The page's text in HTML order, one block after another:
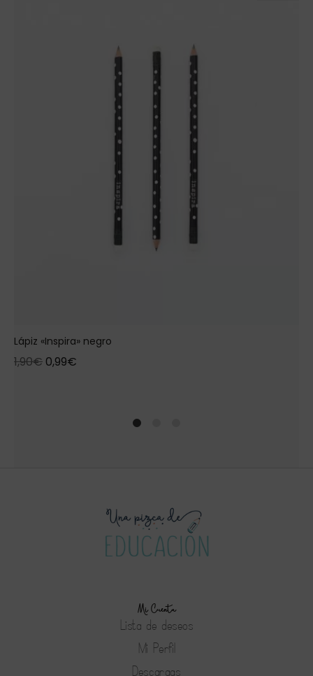
Lápiz «Inspira» negro
1,90€ 0,99€
Mi Cuenta
Lista de deseos
Mi Perfil